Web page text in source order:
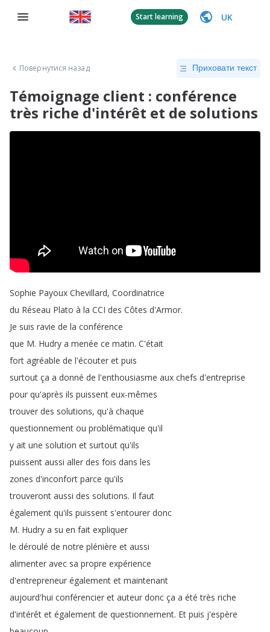
Start learning UK
Повернутися назад Приховати текст
Témoignage client : conférence
très riche d'intérêt et de solutions
Sophie Payoux Chevillard, Coordinatrice
du Réseau Plato à la CCI des Côtes d'Armor.
Je suis ravie de la conférence
que M. Hudry a menée ce matin. C'était
fort agréable de l'écouter et puis
surtout ça a donné de l'enthousiasme aux chefs d'entreprise
pour qu'après ils puissent eux-mêmes
trouver des solutions, qu'à chaque
questionnement ou problématique qu'il
y ait une solution et surtout qu'ils
puissent aussi aller des fois dans les
zones d'inconfort parce qu'ils
trouveront aussi des solutions. Il faut
également qu'ils puissent s'entourer donc
M. Hudry a su en fait expliquer
le déroulé de notre plénière et aussi
alimenter avec sa propre expérience
d'entrepreneur également et maintenant
aujourd'hui conférencier et auteur donc ça a été très riche
d'intérêt et également de questionnement. Et puis j'espère